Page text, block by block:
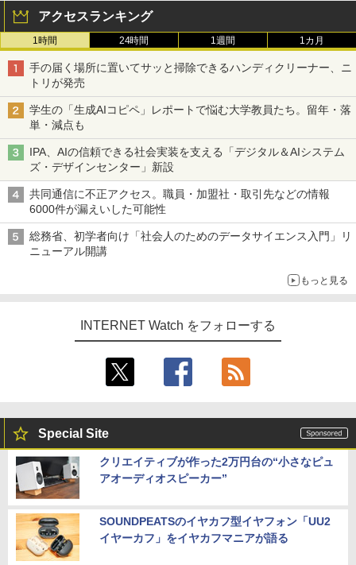
アクセスランキング
1時間 24時間 1週間 1カ月
手の届く場所に置いてサッと掃除できるハンディクリーナー、ニ
トリが発売
学生の「生成AIコピペ」レポートで悩む大学教員たち。留年・落
単・減点も
IPA、AIの信頼できる社会実装を支える「デジタル＆AIシステム
ズ・デザインセンター」新設
共同通信に不正アクセス。職員・加盟社・取引先などの情報
6000件が漏えいした可能性
総務省、初学者向け「社会人のためのデータサイエンス入門」リ
ニューアル開講
もっと見る
INTERNET Watch をフォローする
Special Site
クリエイティブが作った2万円台の“小さなピュ
アオーディオスピーカー”
SOUNDPEATSのイヤカフ型イヤフォン「UU2
イヤーカフ」をイヤカフマニアが語る